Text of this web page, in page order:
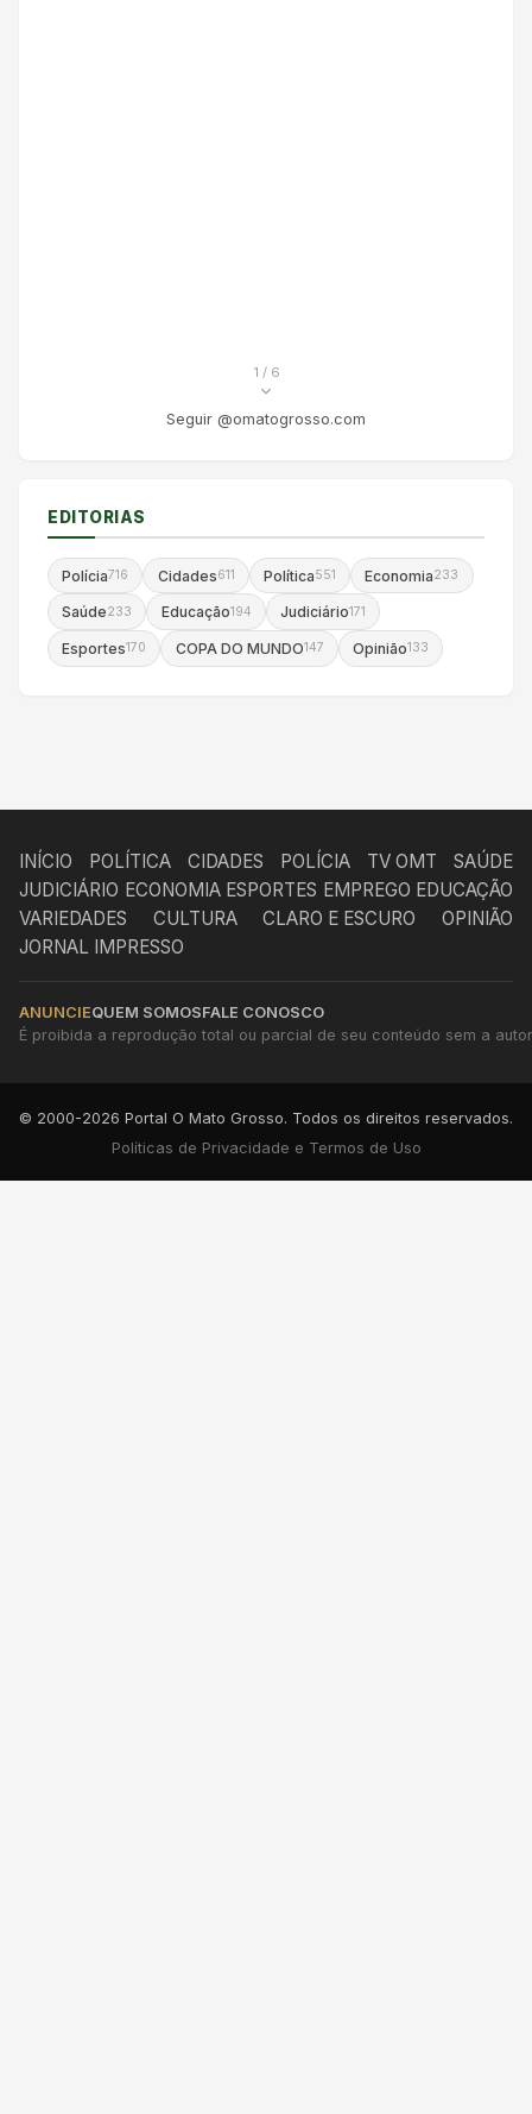
1 / 6
Seguir @omatogrosso.com
EDITORIAS
Polícia716 Cidades611 Política551 Economia233
Saúde233 Educação194 Judiciário171
Esportes170 COPA DO MUNDO147 Opinião133
INÍCIO POLÍTICA CIDADES POLÍCIA TV OMT
SAÚDE
JUDICIÁRIO ECONOMIA ESPORTES EMPREGO EDUCAÇÃO
VARIEDADES
CULTURA CLARO E ESCURO
OPINIÃO
JORNAL IMPRESSO
ANUNCIEQUEM SOMOSFALE CONOSCO
É proibida a reprodução total ou parcial de seu conteúdo sem a
© 2000-2026 Portal O Mato Grosso. Todos os direitos reservados.
Políticas de Privacidade e Termos de Uso